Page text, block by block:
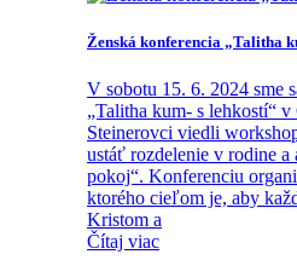
Ženská konferencia „Talitha
V sobotu 15. 6. 2024 sme
„Talitha kum- s lehkostí“
Steinerovci viedli
ustáť rozdelenie v rodine
pokoj“. Konferenciu
ktorého cieľom je, aby
Kristom a
Čítaj viac